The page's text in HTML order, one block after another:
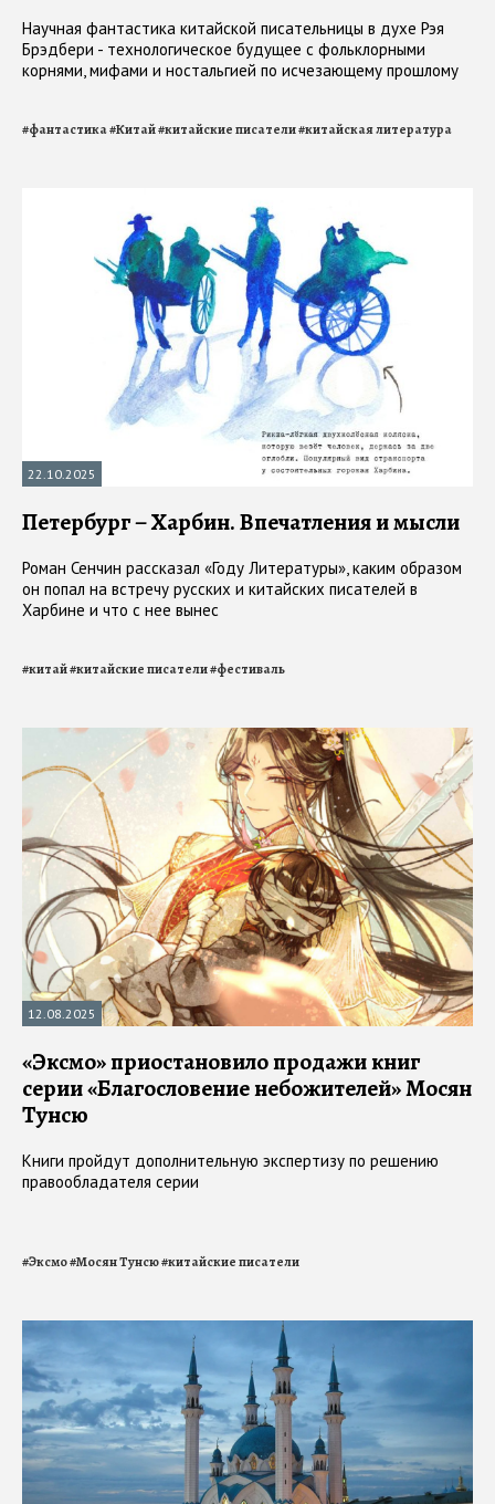
Научная фантастика китайской писательницы в духе Рэя
Брэдбери - технологическое будущее с фольклорными
корнями, мифами и ностальгией по исчезающему прошлому
#фантастика#Китай#китайские писатели#китайская литература
22.10.2025
Петербург – Харбин. Впечатления и мысли
Роман Сенчин рассказал «Году Литературы», каким образом
он попал на встречу русских и китайских писателей в
Харбине и что с нее вынес
#китай#китайские писатели#фестиваль
12.08.2025
«Эксмо» приостановило продажи книг
серии «Благословение небожителей» Мосян
Тунсю
Книги пройдут дополнительную экспертизу по решению
правообладателя серии
#Эксмо#Мосян Тунсю#китайские писатели